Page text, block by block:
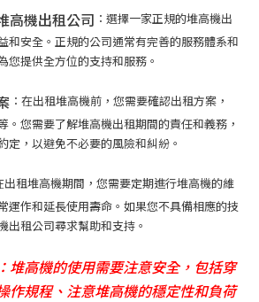
高機出租公司 ：選擇一家正規的堆高機出
和安全。正規的公司通常有完善的服務體系和
您提供全方位的支持和服務。
：在出租堆高機前，您需要確認出租方案，
。您需要了解堆高機出租期間的責任和義務，
定，以避免不必要的風險和糾紛。
出租堆高機期間，您需要定期進行堆高機的維
運作和延長使用壽命。如果您不具備相應的技
出租公司尋求幫助和支持。
堆高機的使用需要注意安全，包括穿
作規程、注意堆高機的穩定性和負荷